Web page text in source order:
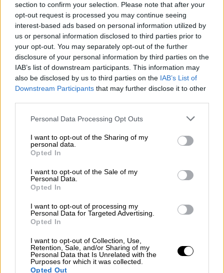
section to confirm your selection. Please note that after your
opt-out request is processed you may continue seeing
interest-based ads based on personal information utilized by
us or personal information disclosed to third parties prior to
your opt-out. You may separately opt-out of the further
disclosure of your personal information by third parties on the
IAB’s list of downstream participants. This information may
also be disclosed by us to third parties on the IAB’s List of
Downstream Participants that may further disclose it to other
Please note that this website/app uses one or more Google
not limited to your visit or usage behaviour. You may click to
grant or deny consent to Google and its third-party tags to
use your data for below specified purposes in below Google
consent section.
Personal Data Processing Opt Outs
I want to opt-out of the Sharing of my
personal data.
Opted In
I want to opt-out of the Sale of my
Personal Data.
Opted In
I want to opt-out of processing my
Personal Data for Targeted Advertising.
Opted In
I want to opt-out of Collection, Use,
Retention, Sale, and/or Sharing of my
Personal Data that Is Unrelated with the
Purposes for which it was collected.
Opted Out
έχει την πολυτέλεια της υποκρισίας.
Παράλληλα, κατηγορεί την κυβέρνηση ότι
χαϊδεύει τον Ντόναλντ Τραμπ και είτε
στηρίζει είτε σχετικοποιεί την εισβολή στη
Βενεζουέλα.
Ο ΣΥΡΙΖΑ προειδοποιεί ότι η επιβολή του
«δικαίου του ισχυρού» υπονομεύει
ακριβώς η ίδια λογική που τροφοδοτεί και
νομιμοποιεί την επιθετικότητα της
Τουρκίας απέναντι σε Ελλάδα και Κύπρο.
υπερασπίζεται το διεθνές δίκαιο
σταθερά
και συνολικά
μόνιμου μέλους του Συμβουλίου Ασφαλείας
του ΟΗΕ.